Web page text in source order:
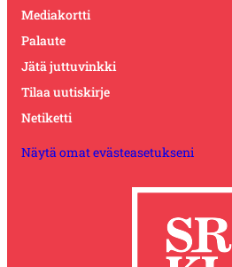
Mediakortti
Palaute
Jätä juttuvinkki
Tilaa uutiskirje
Netiketti
Näytä omat evästeasetukseni